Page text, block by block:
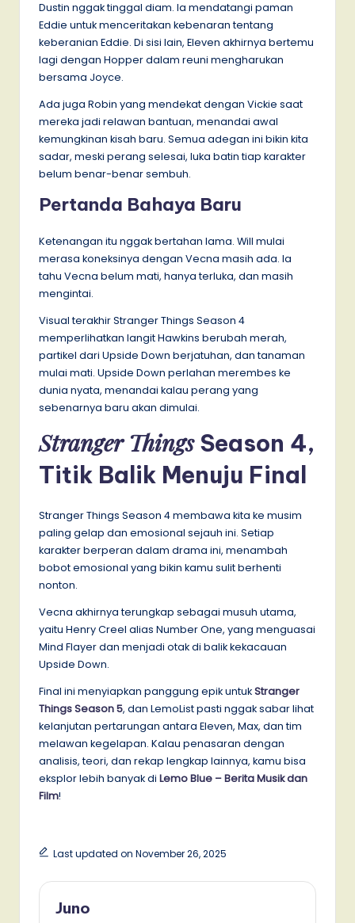
Dustin nggak tinggal diam. Ia mendatangi paman
Eddie untuk menceritakan kebenaran tentang
keberanian Eddie. Di sisi lain, Eleven akhirnya bertemu
lagi dengan Hopper dalam reuni mengharukan
bersama Joyce.
Ada juga Robin yang mendekat dengan Vickie saat
mereka jadi relawan bantuan, menandai awal
kemungkinan kisah baru. Semua adegan ini bikin kita
sadar, meski perang selesai, luka batin tiap karakter
belum benar-benar sembuh.
Pertanda Bahaya Baru
Ketenangan itu nggak bertahan lama. Will mulai
merasa koneksinya dengan Vecna masih ada. Ia
tahu Vecna belum mati, hanya terluka, dan masih
mengintai.
Visual terakhir Stranger Things Season 4
memperlihatkan langit Hawkins berubah merah,
partikel dari Upside Down berjatuhan, dan tanaman
mulai mati. Upside Down perlahan merembes ke
dunia nyata, menandai kalau perang yang
sebenarnya baru akan dimulai.
Stranger ThingsSeason 4,
Titik Balik Menuju Final
Stranger Things Season 4 membawa kita ke musim
paling gelap dan emosional sejauh ini. Setiap
karakter berperan dalam drama ini, menambah
bobot emosional yang bikin kamu sulit berhenti
nonton.
Vecna akhirnya terungkap sebagai musuh utama,
yaitu Henry Creel alias Number One, yang menguasai
Mind Flayer dan menjadi otak di balik kekacauan
Upside Down.
Final ini menyiapkan panggung epik untukStranger
Things Season 5, dan LemoList pasti nggak sabar lihat
kelanjutan pertarungan antara Eleven, Max, dan tim
melawan kegelapan. Kalau penasaran dengan
analisis, teori, dan rekap lengkap lainnya, kamu bisa
eksplor lebih banyak di Lemo Blue – Berita Musik dan
Film!
Last updated on November 26, 2025
Juno